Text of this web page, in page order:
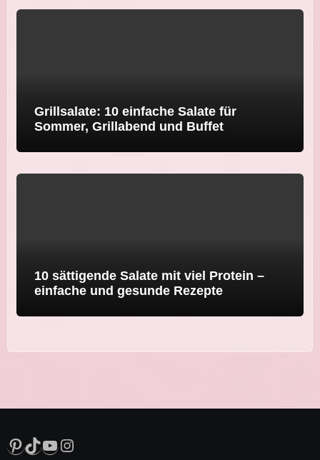
Grillsalate: 10 einfache Salate für
Sommer, Grillabend und Buffet
10 sättigende Salate mit viel Protein –
einfache und gesunde Rezepte
Pinterest
TikTok
YouTube
Instagram